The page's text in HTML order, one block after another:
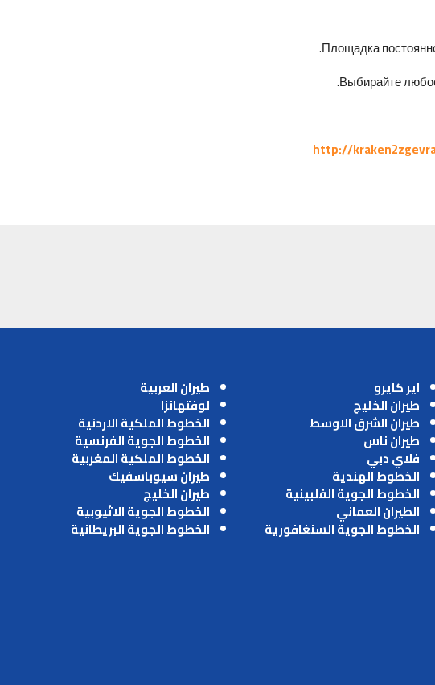
Площадка
Выбирайте
http://
اير كايرو
طيران الخليج
طيران الشرق الاوسط
طيران ناس
فلاي دبي
الخطوط الهندية
الخطوط الجوية الفلبينية
الطيران العماني
الخطوط الجوية السنغافورية
طيران العربية
لوفتهانزا
الخطوط الملكية الاردنية
الخطوط الجوية الفرنسية
الخطوط الملكية المغربية
طيران سيوباسفيك
طيران الخليج
الخطوط الجوية الاثيوبية
الخطوط الجوية البريطانية